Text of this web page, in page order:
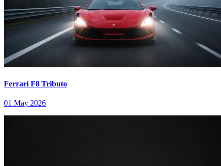
Ferrari F8 Tributo
01 May 2026